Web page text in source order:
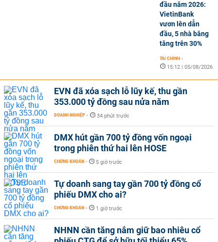
đầu năm 2026:
VietinBank
vươn lên dẫn
đầu, 5 nhà băng
tăng trên 30%
TÀI CHÍNH -
15:12 | 05/08/2026
EVN đã xóa sạch lỗ lũy kế, thu gần
353.000 tỷ đồng sau nửa năm
DOANH NGHIỆP - 34 phút trước
DMX hút gần 700 tỷ đồng vốn ngoại
trong phiên thứ hai lên HOSE
CHỨNG KHOÁN - 5 giờ trước
Tự doanh sang tay gần 700 tỷ đồng cổ
phiếu DMX cho ai?
CHỨNG KHOÁN - 1 giờ trước
NHNN cần tăng nắm giữ bao nhiêu cổ